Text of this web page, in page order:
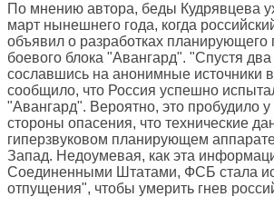
По мнению автора, беды Кудрявцева
март нынешнего года, когда
объявил о разработках планирующего
боевого блока "Авангард". "Спустя
сославшись на анонимные источники
сообщило, что Россия успешно
"Авангард". Вероятно, это пробудило у
стороны опасения, что технические
гиперзвуковом планирующем
Запад. Недоумевая, как эта
Соединенными Штатами, ФСБ стала
отпущения", чтобы умерить гнев